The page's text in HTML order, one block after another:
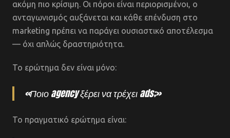
ακόμη πιο κρίσιμη. Οι πόροι είναι περιορισμένοι, ο
ανταγωνισμός αυξάνεται και κάθε επένδυση στο
marketing πρέπει να παράγει ουσιαστικό αποτέλεσμα
— όχι απλώς δραστηριότητα.
Το ερώτημα δεν είναι μόνο:
«Ποιο agency ξέρει να τρέχει ads;»
Το πραγματικό ερώτημα είναι: